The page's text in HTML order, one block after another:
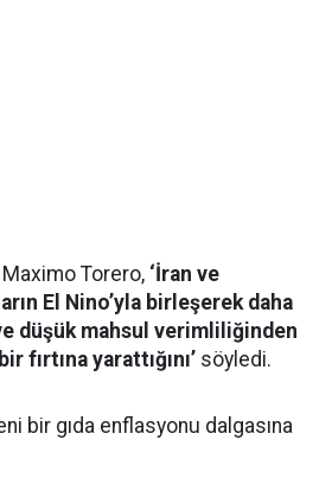
Torero, ‘İran ve
El Nino’yla birleşerek daha
düşük mahsul verimliliğinden
fırtına yarattığını’ söyledi.
bir gıda enflasyonu dalgasına